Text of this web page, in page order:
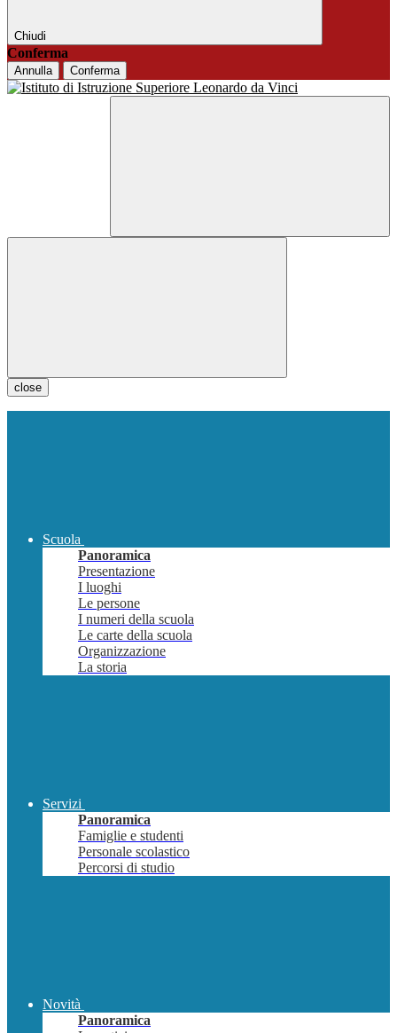
Chiudi
Conferma
Annulla Conferma
close
Scuola
Panoramica
Presentazione
I luoghi
Le persone
I numeri della scuola
Le carte della scuola
Organizzazione
La storia
Servizi
Panoramica
Famiglie e studenti
Personale scolastico
Percorsi di studio
Novità
Panoramica